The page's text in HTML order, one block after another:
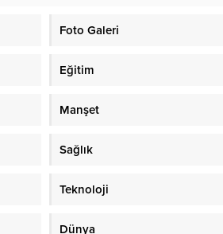
Foto Galeri
Eğitim
Manşet
Sağlık
Teknoloji
Dünya